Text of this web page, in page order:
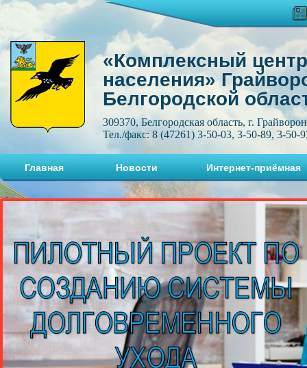
«Комплексный
населения»
Белгородской
309370, Белгородская область, г.
Тел./факс: 8 (47261) 3-50-03, 3-50-89, 3-50-
Главная Новости Интернет-приёмная